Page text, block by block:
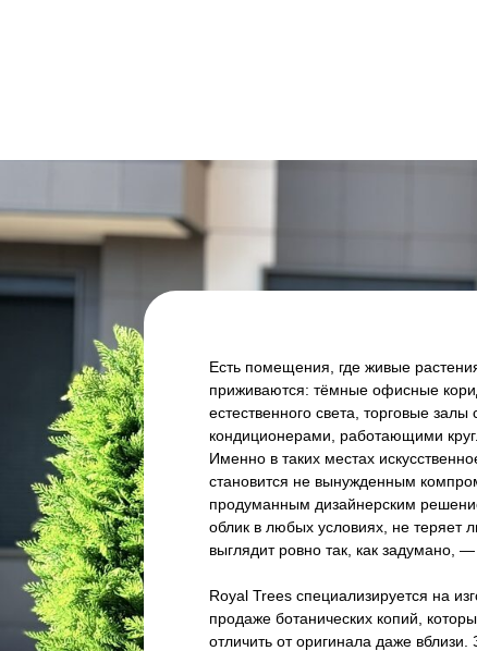
Есть помещения, где живые
приживаются: тёмные офисные
естественного света, торговые залы
кондиционерами, работающими
Именно в таких местах
становится не вынужденным
продуманным дизайнерским
облик в любых условиях, не теряет
выглядит ровно так, как задумано,
Royal Trees специализируется на
продаже ботанических копий,
отличить от оригинала даже вблизи.